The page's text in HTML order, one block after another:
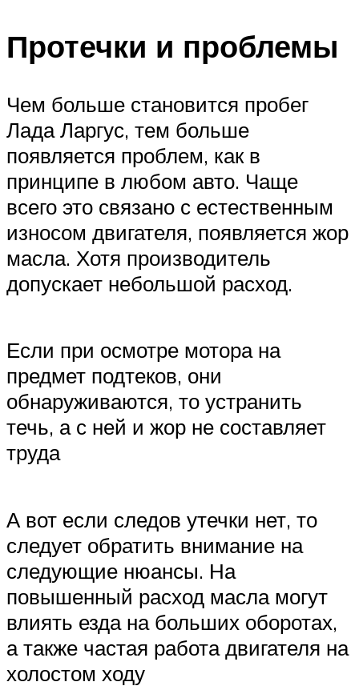
Протечки и проблемы
Чем больше становится пробег
Лада Ларгус, тем больше
появляется проблем, как в
принципе в любом авто. Чаще
всего это связано с естественным
износом двигателя, появляется жор
масла. Хотя производитель
допускает небольшой расход.
Если при осмотре мотора на
предмет подтеков, они
обнаруживаются, то устранить
течь, а с ней и жор не составляет
труда
А вот если следов утечки нет, то
следует обратить внимание на
следующие нюансы. На
повышенный расход масла могут
влиять езда на больших оборотах,
а также частая работа двигателя на
холостом ходу